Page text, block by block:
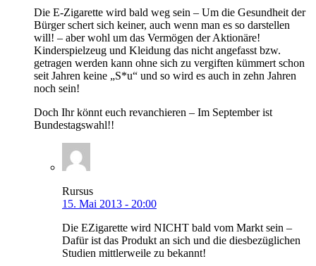
Die E-Zigarette wird bald weg sein – Um die Gesundheit der
Bürger schert sich keiner, auch wenn man es so darstellen
will! – aber wohl um das Vermögen der Aktionäre!
Kinderspielzeug und Kleidung das nicht angefasst bzw.
getragen werden kann ohne sich zu vergiften kümmert schon
seit Jahren keine „S*u“ und so wird es auch in zehn Jahren
noch sein!
Doch Ihr könnt euch revanchieren – Im September ist
Bundestagswahl!!
Rursus
15. Mai 2013 - 20:00
Die EZigarette wird NICHT bald vom Markt sein –
Dafür ist das Produkt an sich und die diesbezüglichen
Studien mittlerweile zu bekannt!